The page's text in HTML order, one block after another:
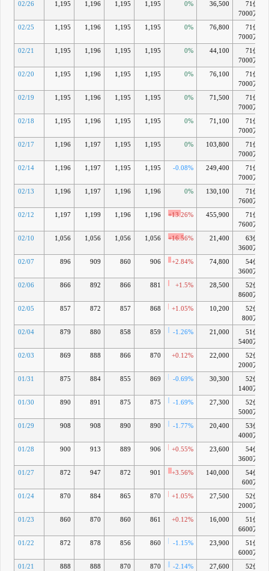
02/26 1,195 1,196 1,195 1,195 0% 36,500
71億
7000万
02/25 1,195 1,196 1,195 1,195 0% 76,800
71億
7000万
02/21
1,195 1,196 1,195 1,195 0% 44,100
71億
7000万
02/20
1,195 1,196 1,195 1,195 0% 76,100
71億
7000万
02/19 1,195 1,196 1,195 1,195 0% 71,500
71億
7000万
02/18 1,195 1,196 1,195 1,195 0% 71,100
71億
7000万
02/17 1,196 1,197 1,195 1,195 0% 103,800
71億
7000万
02/14 1,196 1,197 1,195 1,195 -0.08% 249,400
71億
7000万
02/13 1,196 1,197 1,196 1,196 0% 130,100
71億
7600万
02/12 1,197 1,199 1,196 1,196 +13.26% 455,900
71億
7600万
02/10 1,056 1,056 1,056 1,056 +16.56% 21,400
63億
3600万
02/07 896 909 860 906 +2.84% 74,800
54億
3600万
02/06
866 892 866 881 +1.5% 28,500
52億
8600万
02/05
857 872 857 868 +1.05% 10,200
52億
800万
02/04
879 880 858 859 -1.26% 21,000
51億
5400万
02/03
869 888 866 870 +0.12% 22,000
52億
2000万
01/31
875 884 855 869 -0.69% 30,300
52億
1400万
01/30
890 891 875 875 -1.69% 27,300
52億
5000万
01/29
908 908 890 890 -1.77% 20,400
53億
4000万
01/28
900 913 889 906 +0.55% 23,600
54億
3600万
01/27
872 947 872 901 +3.56% 140,000
54億
600万
01/24
870 884 865 870 +1.05% 27,500
52億
2000万
01/23
860 870 860 861 +0.12% 16,000
51億
6600万
01/22
872 878 856 860 -1.15% 23,900
51億
6000万
01/21
888 888 870 870 -2.14% 27,600
52億